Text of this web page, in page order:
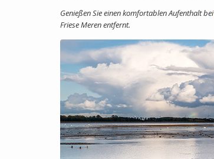
Genießen Sie einen komfortablen Aufenthalt bei
Friese Meren entfernt.